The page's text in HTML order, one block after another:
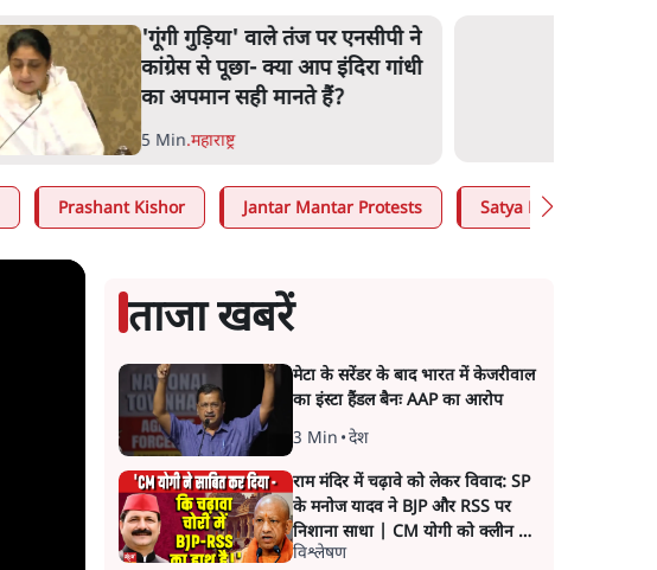
'गूंगी गुड़िया' वाले तंज पर एनसीपी ने
कांग्रेस से पूछा- क्या आप इंदिरा गांधी
का अपमान सही मानते हैं?
5 Min.महाराष्ट्र
Prashant Kishor Jantar Mantar Protests Satya Hindi
ताजा खबरें
मेटा के सरेंडर के बाद भारत में केजरीवाल
का इंस्टा हैंडल बैनः AAP का आरोप
3 Min •देश
राम मंदिर में चढ़ावे को लेकर विवाद: SP
के मनोज यादव ने BJP और RSS पर
निशाना साधा | CM योगी को क्लीन चिट
मिली
विश्लेषण